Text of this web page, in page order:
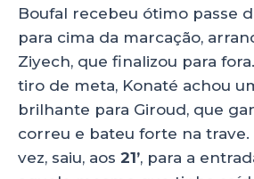
Boufal recebeu ótimo passe
para cima da marcação,
Ziyech, que finalizou para
tiro de meta, Konaté achou
brilhante para Giroud, que
correu e bateu forte na trave.
vez, saiu, aos 21’, para a